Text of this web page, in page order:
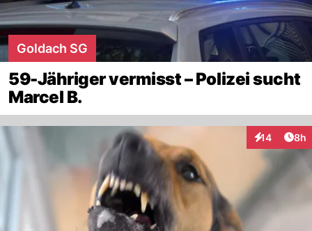
Goldach SG
59-Jähriger vermisst – Polizei sucht
Marcel B.
14
Interaktionen
8h